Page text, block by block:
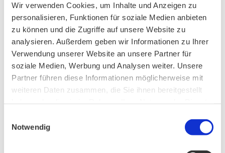
Wir verwenden Cookies, um Inhalte und Anzeigen zu
personalisieren, Funktionen für soziale Medien anbieten
zu können und die Zugriffe auf unsere Website zu
analysieren. Außerdem geben wir Informationen zu Ihrer
Verwendung unserer Website an unsere Partner für
soziale Medien, Werbung und Analysen weiter. Unsere
Partner führen diese Informationen möglicherweise mit
weiteren Daten zusammen, die Sie ihnen bereitgestellt
Notwendig
Schmetterlinge. Ohne Giftspritze hat die Vielfalt der
Natur wieder eine Chance“
so Hierneis weiter.
Noch mehr Gartentipps und Informationen gibt es
bn-muenchen.de
Tel. 089 / 51 56 76 – 0